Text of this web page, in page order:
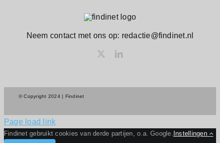
Neem contact met ons op: redactie@findinet.nl
© Copyright 2024 | Findinet
Page load link
Findinet gebruikt cookies van derde partijen, o.a. Google. Instellingen